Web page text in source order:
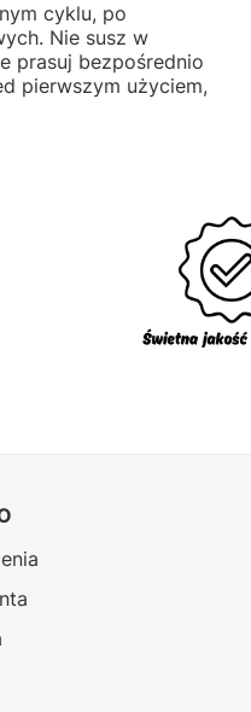
cyklu, po
Nie susz w
prasuj bezpośrednio
pierwszym użyciem,